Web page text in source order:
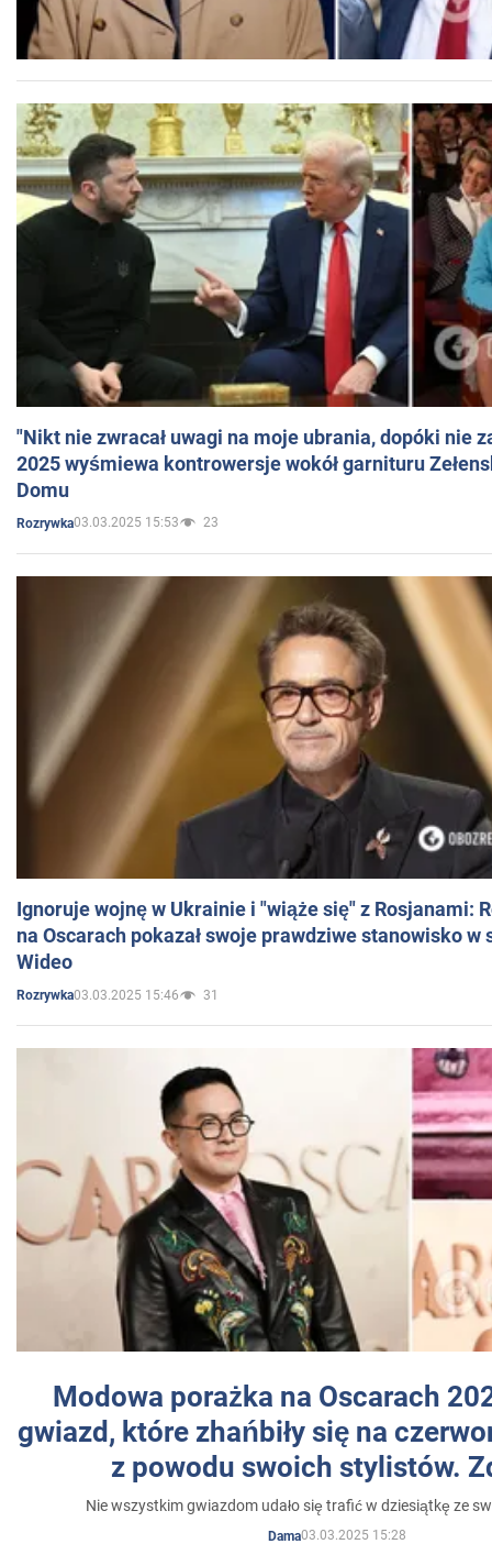
"Nikt nie zwracał uwagi na moje ubrania, dopóki nie
2025 wyśmiewa kontrowersje wokół garnituru
Domu
Rozrywka03.03.2025 15:53 23
Ignoruje wojnę w Ukrainie i "wiąże się" z Rosjanami:
na Oscarach pokazał swoje prawdziwe stanowisko w
Wideo
Rozrywka03.03.2025 15:46 31
Modowa porażka na Oscarach
gwiazd, które zhańbiły się na
z powodu swoich stylistów.
Nie wszystkim gwiazdom udało się trafić w dziesiątkę ze
Dama03.03.2025 15:28